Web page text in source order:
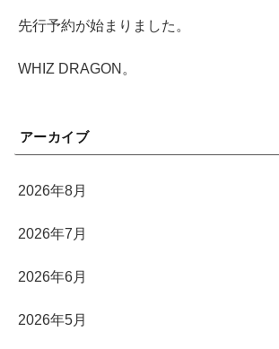
先行予約が始まりました。
WHIZ DRAGON。
アーカイブ
2026年8月
2026年7月
2026年6月
2026年5月